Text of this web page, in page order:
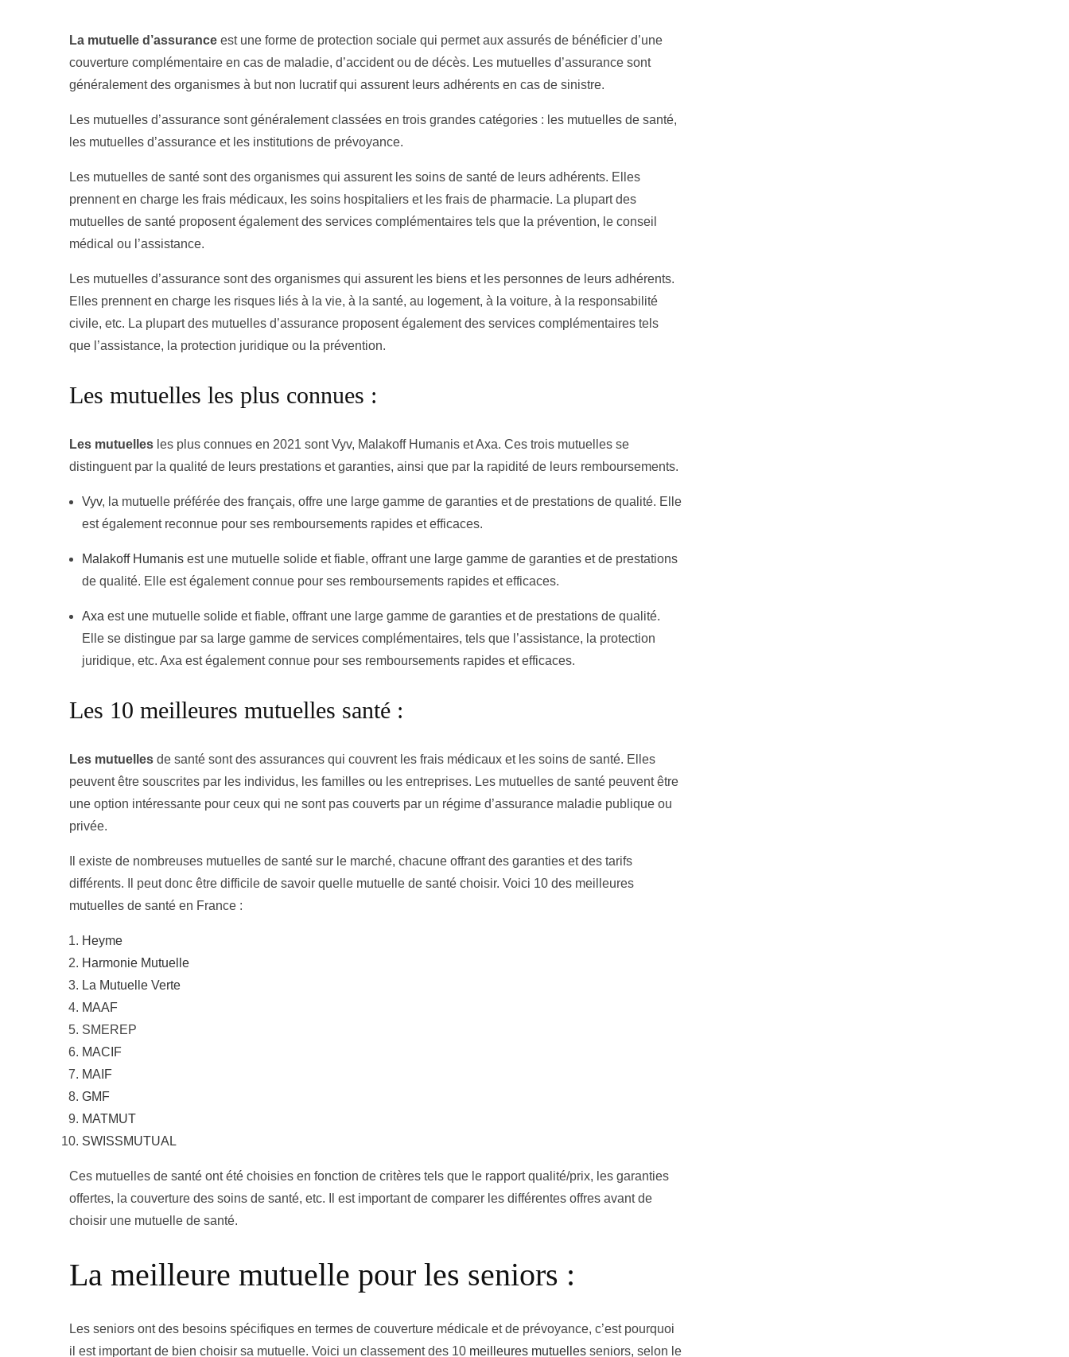
La mutuelle d’assurance est une forme de protection sociale qui permet aux assurés de bénéficier d’une
couverture complémentaire en cas de maladie, d’accident ou de décès. Les mutuelles d’assurance sont
généralement des organismes à but non lucratif qui assurent leurs adhérents en cas de sinistre.
Les mutuelles d’assurance sont généralement classées en trois grandes catégories : les mutuelles de santé,
les mutuelles d’assurance et les institutions de prévoyance.
Les mutuelles de santé sont des organismes qui assurent les soins de santé de leurs adhérents. Elles
prennent en charge les frais médicaux, les soins hospitaliers et les frais de pharmacie. La plupart des
mutuelles de santé proposent également des services complémentaires tels que la prévention, le conseil
médical ou l’assistance.
Les mutuelles d’assurance sont des organismes qui assurent les biens et les personnes de leurs adhérents.
Elles prennent en charge les risques liés à la vie, à la santé, au logement, à la voiture, à la responsabilité
civile, etc. La plupart des mutuelles d’assurance proposent également des services complémentaires tels
que l’assistance, la protection juridique ou la prévention.
Les mutuelles les plus connues :
Les mutuelles les plus connues en 2021 sont Vyv, Malakoff Humanis et Axa. Ces trois mutuelles se
distinguent par la qualité de leurs prestations et garanties, ainsi que par la rapidité de leurs remboursements.
Vyv, la mutuelle préférée des français, offre une large gamme de garanties et de prestations de qualité. Elle
est également reconnue pour ses remboursements rapides et efficaces.
Malakoff Humanis est une mutuelle solide et fiable, offrant une large gamme de garanties et de prestations
de qualité. Elle est également connue pour ses remboursements rapides et efficaces.
Axa est une mutuelle solide et fiable, offrant une large gamme de garanties et de prestations de qualité.
Elle se distingue par sa large gamme de services complémentaires, tels que l’assistance, la protection
juridique, etc. Axa est également connue pour ses remboursements rapides et efficaces.
Les 10 meilleures mutuelles santé :
Les mutuelles de santé sont des assurances qui couvrent les frais médicaux et les soins de santé. Elles
peuvent être souscrites par les individus, les familles ou les entreprises. Les mutuelles de santé peuvent être
une option intéressante pour ceux qui ne sont pas couverts par un régime d’assurance maladie publique ou
privée.
Il existe de nombreuses mutuelles de santé sur le marché, chacune offrant des garanties et des tarifs
différents. Il peut donc être difficile de savoir quelle mutuelle de santé choisir. Voici 10 des meilleures
mutuelles de santé en France :
Heyme
Harmonie Mutuelle
La Mutuelle Verte
MAAF
SMEREP
MACIF
MAIF
GMF
MATMUT
SWISSMUTUAL
Ces mutuelles de santé ont été choisies en fonction de critères tels que le rapport qualité/prix, les garanties
offertes, la couverture des soins de santé, etc. Il est important de comparer les différentes offres avant de
choisir une mutuelle de santé.
La meilleure mutuelle pour les seniors :
Les seniors ont des besoins spécifiques en termes de couverture médicale et de prévoyance, c’est pourquoi
il est important de bien choisir sa mutuelle. Voici un classement des 10 meilleures mutuelles seniors, selon le